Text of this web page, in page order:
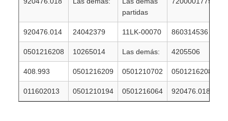
partidas
920476.014 24042379 11LK-00070 860314536
0501216208 10265014 Las demás: 4205506
408.993 0501216209 0501210702 0501216208
011602013 0501210194 0501216064 920476.018